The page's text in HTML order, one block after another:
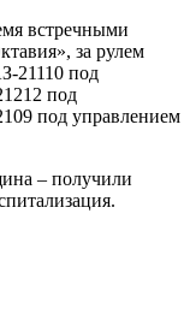
встречными
за рулем
21110 под
под
под управлением
– получили